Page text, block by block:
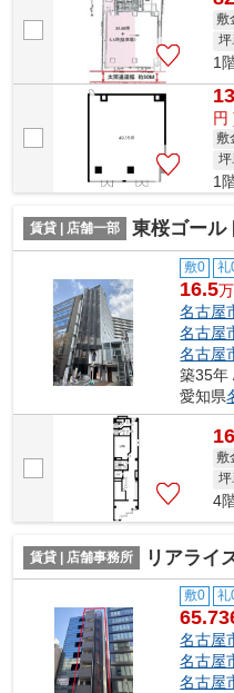
敷
坪
1
円
敷
坪
1
賃貸 | 店舗一部 東桜ゴールドビル
敷0 礼
16.5
名古屋
名古屋
名古屋
築35年
愛知県
敷
坪
4
賃貸 | 店舗事務所 リアライズ
敷0 礼
名古屋
名古屋
名古屋